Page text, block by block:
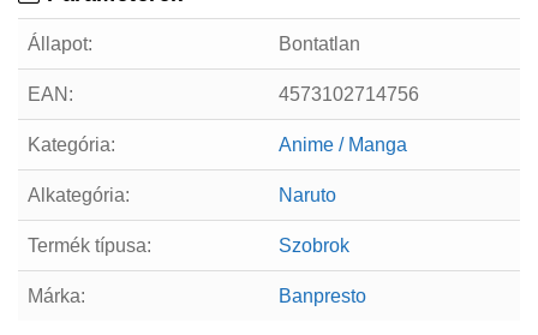
Állapot: Bontatlan
EAN: 4573102714756
Kategória: Anime / Manga
Alkategória: Naruto
Termék típusa: Szobrok
Márka: Banpresto